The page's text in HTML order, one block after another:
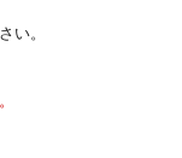
い。